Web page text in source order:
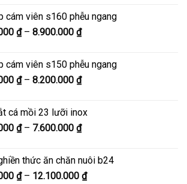
8.500.000 ₫
cám viên s160 phễu ngang
₫ – 8.900.000 ₫Khoảng
từ
6.900.000 ₫
đến
cám viên s150 phễu ngang
₫ – 8.200.000 ₫Khoảng
6.300.000 ₫
đến
cá mồi 23 lưỡi inox
₫ – 7.600.000 ₫Khoảng
5.900.000 ₫
đến
thức ăn chăn nuôi b24
₫ – 12.100.000 ₫Khoảng